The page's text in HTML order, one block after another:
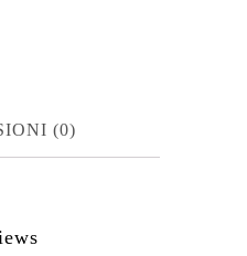
(0)